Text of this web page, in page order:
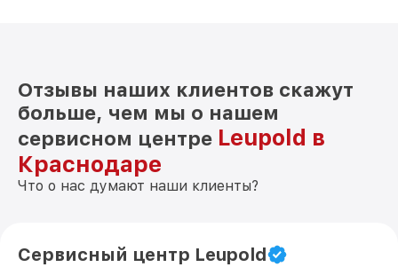
Отзывы наших клиентов скажут
больше, чем мы о нашем
сервисном центре Leupold в
Краснодаре
Что о нас думают наши клиенты?
Сервисный центр Leupold